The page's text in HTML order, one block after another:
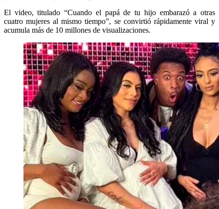
El video, titulado “Cuando el papá de tu hijo embarazó a otras
cuatro mujeres al mismo tiempo”, se convirtió rápidamente viral y
acumula más de 10 millones de visualizaciones.